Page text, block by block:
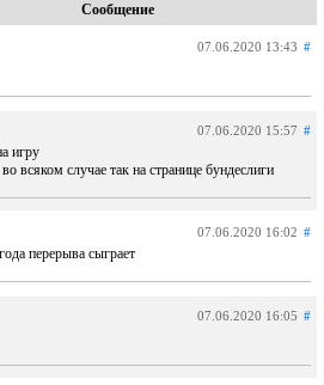
Сообщение
07.06.2020 13:43 #
07.06.2020 15:57 #
игру
всяком случае так на странице бундеслиги
07.06.2020 16:02 #
перерыва сыграет
07.06.2020 16:05 #